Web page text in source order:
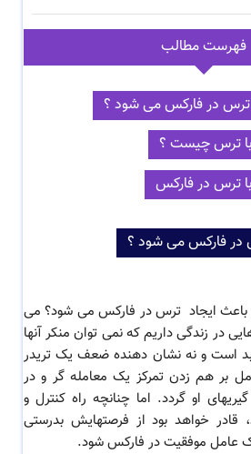
فهرست مطالب
در فارکس می شود ؟
با ترس چیست ؟
ترس در فارکس
فارکس می شود ؟
ایجاد ترس در فارکس می شود؟ می
در زندگی داریم که نمی توان منکر آنها
است و نه نشان دهنده ضعف یک تریدر
بر هم زدن تمرکز یک معامله گر و در
او گردد. اما چنانچه راه کنترل و
قادر خواهد بود از فرصتهایش بدرستی
عامل موفقیت در فارکس شود.